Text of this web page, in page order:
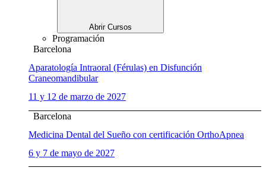
Abrir Cursos
Programación
Barcelona
Aparatología Intraoral (Férulas) en Disfunción
Craneomandibular
11 y 12 de marzo de 2027
Barcelona
Medicina Dental del Sueño con certificación OrthoApnea
6 y 7 de mayo de 2027